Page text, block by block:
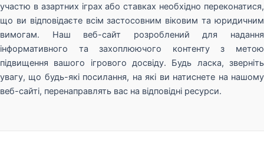
участю в азартних іграх або ставках необхідно переконатися,
що ви відповідаєте всім застосовним віковим та юридичним
вимогам. Наш веб-сайт розроблений для надання
інформативного та захоплюючого контенту з метою
підвищення вашого ігрового досвіду. Будь ласка, зверніть
увагу, що будь-які посилання, на які ви натиснете на нашому
веб-сайті, перенаправлять вас на відповідні ресурси.